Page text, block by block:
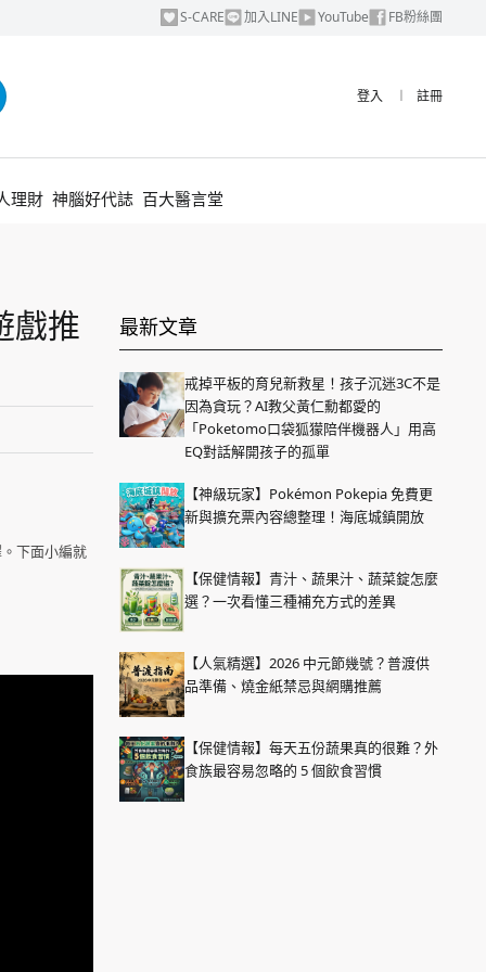
S-CARE 加入LINE YouTube FB粉絲團
登入 ︱ 註冊
理財 神腦好代誌 百大醫言堂
戲推
下面小編就
最新文章
戒掉平板的育兒新救星！孩子沉迷3C不是
因為貪玩？AI教父黃仁勳都愛的
「Poketomo口袋狐獴陪伴機器人」用高
EQ對話解開孩子的孤單
【神級玩家】Pokémon Pokepia 免費更
新與擴充票內容總整理！海底城鎮開放
【保健情報】青汁、蔬果汁、蔬菜錠怎麼
選？一次看懂三種補充方式的差異
【人氣精選】2026 中元節幾號？普渡供
品準備、燒金紙禁忌與網購推薦
【保健情報】每天五份蔬果真的很難？外
食族最容易忽略的 5 個飲食習慣